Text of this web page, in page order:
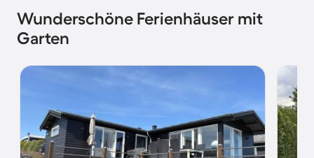
Wunderschöne Ferienhäuser mit
Garten